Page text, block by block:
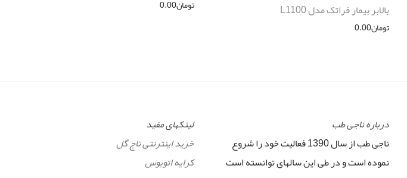
بالابر بیمار فراتک مدل L1100
تومان0.00
تومان0.00
درباره ناجی طب
ناجی طب از سال 1390 فعالیت خود را شروع
نموده است و در طی این سالهای توانسته است
لینکهای مفید
خرید اینترنتی تاج گل
کرایه اتوبوس